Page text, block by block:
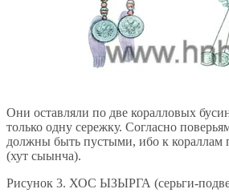
Они оставляли по две коралловых
только одну сережку. Согласно
должны быть пустыми, ибо к кораллам
(хут сыынча).
Рисунок 3. ХОС ЫЗЫРГА (серьги-